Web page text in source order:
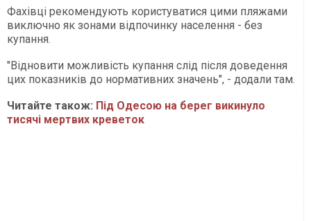
Фахівці рекомендують користуватися цими пляжами
виключно як зонами відпочинку населення - без
купання.
"Відновити можливість купання слід після доведення
цих показників до нормативних значень", - додали там.
Читайте також: Під Одесою на берег викинуло
тисячі мертвих креветок